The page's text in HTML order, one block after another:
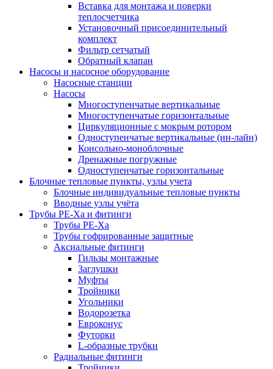
Вставка для монтажа и поверки
теплосчетчика
Установочный присоединительный
комплект
Фильтр сетчатый
Обратный клапан
Насосы и насосное оборудование
Насосные станции
Насосы
Многоступенчатые вертикальные
Многоступенчатые горизонтальные
Циркуляционные с мокрым ротором
Одноступенчатые вертикальные (ин-лайн)
Консольно-моноблочные
Дренажные погружные
Одноступенчатые горизонтальные
Блочные тепловые пункты, узлы учета
Блочные индивидуальные тепловые пункты
Вводные узлы учёта
Трубы РЕ-Ха и фитинги
Трубы РЕ-Ха
Трубы гофрированные защитные
Аксиальные фитинги
Гильзы монтажные
Заглушки
Муфты
Тройники
Угольники
Водорозетка
Евроконус
Футорки
L-образные трубки
Радиальные фитинги